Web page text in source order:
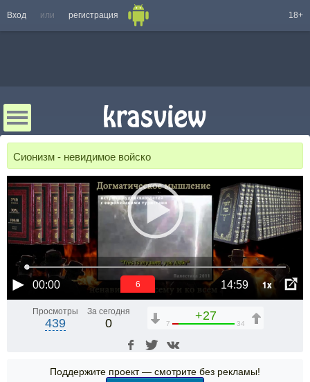
Вход или регистрация 18+
Сионизм - невидимое войско
00:00 14:59 1x
6
Просмотры
439
За сегодня
0
+27
7 34
Поддержите проект — смотрите без рекламы!